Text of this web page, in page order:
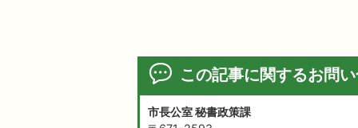
この記事に関するお問
市長公室 秘書政策課